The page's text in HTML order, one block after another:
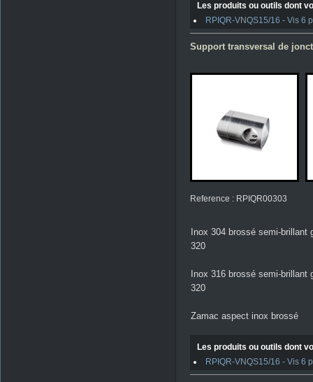
Les produits ou outils dont
RPIQR-VNQS15/16 - Vis 6
Support transversal de
Reference : RPIQR00303
Inox 304 brossé semi-brillant
320
Inox 316 brossé semi-brillant
320
Zamac aspect inox brossé
Les produits ou outils dont
RPIQR-VNQS15/16 - Vis 6